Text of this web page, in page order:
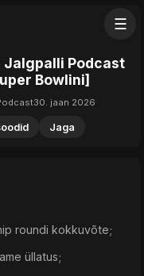
☰
Jalgpalli Podcast
Bowlini]
30. jaan 2026
Jaga
roundi kokkuvõte;
üllatus;